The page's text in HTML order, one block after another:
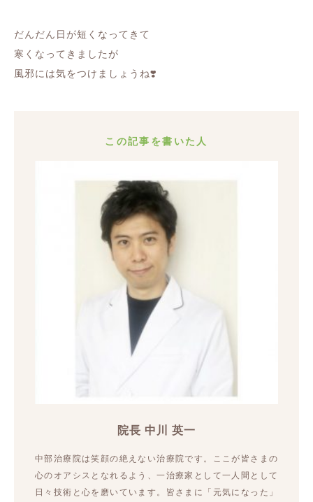
だんだん日が短くなってきて
寒くなってきましたが
風邪には気をつけましょうね❣️
この記事を書いた人
院長 中川 英一
中部治療院は笑顔の絶えない治療院です。ここが皆さまの
心のオアシスとなれるよう、一治療家として一人間として
日々技術と心を磨いています。皆さまに「元気になった」